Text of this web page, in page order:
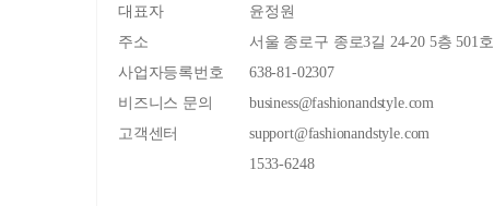
대표자
윤정원
주소
서울 종로구 종로3길 24-20 5층 501호
사업자등록번호
638-81-02307
비즈니스 문의
business@fashionandstyle.com
고객센터
support@fashionandstyle.com
1533-6248